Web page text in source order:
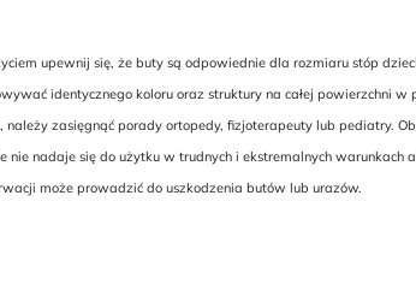
upewnij się, że buty są odpowiednie dla rozmiaru stóp
identycznego koloru oraz struktury na całej powierzchni
zasięgnąć porady ortopedy, fizjoterapeuty lub pediatry.
nie nadaje się do użytku w trudnych i ekstremalnych
może prowadzić do uszkodzenia butów lub urazów.